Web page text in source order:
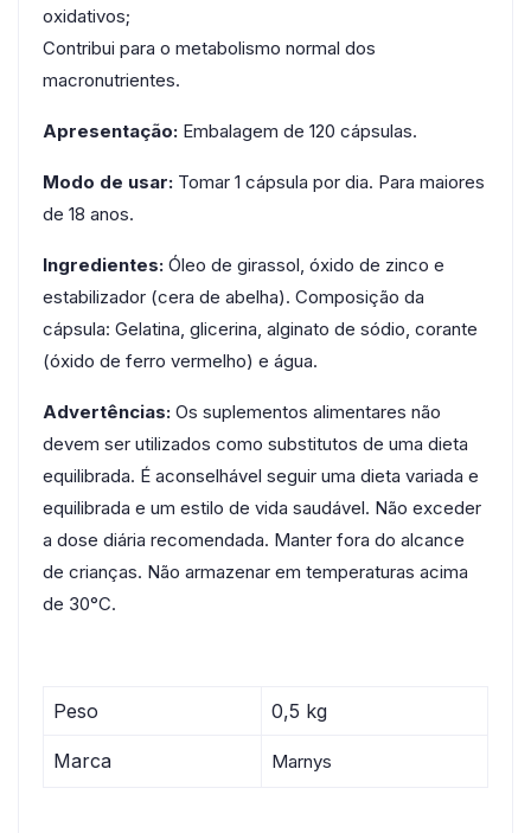
oxidativos;
Contribui para o metabolismo normal dos
macronutrientes.
Apresentação: Embalagem de 120 cápsulas.
Modo de usar: Tomar 1 cápsula por dia. Para maiores
de 18 anos.
Ingredientes: Óleo de girassol, óxido de zinco e
estabilizador (cera de abelha). Composição da
cápsula: Gelatina, glicerina, alginato de sódio, corante
(óxido de ferro vermelho) e água.
Advertências: Os suplementos alimentares não
devem ser utilizados como substitutos de uma dieta
equilibrada. É aconselhável seguir uma dieta variada e
equilibrada e um estilo de vida saudável. Não exceder
a dose diária recomendada. Manter fora do alcance
de crianças. Não armazenar em temperaturas acima
de 30°C.
Peso 0,5 kg
Marca Marnys